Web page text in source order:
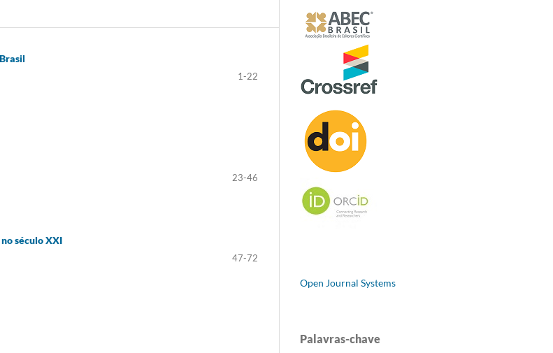
1-22
23-46
século XXI
47-72
Open Journal Systems
Palavras-chave